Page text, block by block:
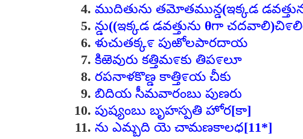
ముదితును తమోతమున్డ(ఇక్కడ
న్డు((ఇక్కడ డవత్తును θగా
ళుచుతక్క೯ పుఱోలపారదాయ
కిఱెవురు కత్తిమ೯కు తిప೯లూ
రపనాళకొణ్డ కాత్తి೯య చీకు
బిదియ సీమవారంబు పుణరు
పుష్యంబు బృహస్పతి హోర[కా]
ను ఎమ్బది యె చామణకాలధ[11*]